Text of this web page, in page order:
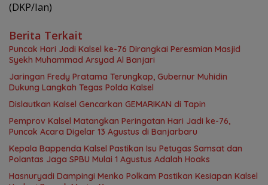
(DKP/Ian)
Berita Terkait
Puncak Hari Jadi Kalsel ke-76 Dirangkai Peresmian Masjid
Syekh Muhammad Arsyad Al Banjari
Jaringan Fredy Pratama Terungkap, Gubernur Muhidin
Dukung Langkah Tegas Polda Kalsel
Dislautkan Kalsel Gencarkan GEMARIKAN di Tapin
Pemprov Kalsel Matangkan Peringatan Hari Jadi ke-76,
Puncak Acara Digelar 13 Agustus di Banjarbaru
Kepala Bappenda Kalsel Pastikan Isu Petugas Samsat dan
Polantas Jaga SPBU Mulai 1 Agustus Adalah Hoaks
Hasnuryadi Dampingi Menko Polkam Pastikan Kesiapan Kalsel